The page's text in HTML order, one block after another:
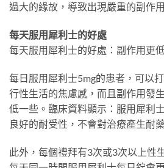
過大的緣故，導致出現嚴重的副作
每天服用犀利士的好處
每天服用犀利士的好處：副作用更
每日服用犀利士5mg的患者，可以
行性生活的焦慮感，而且副作用發
低一些。臨床資料顯示：服用犀利
良好的耐受性，不會對治療產生耐
此外，每個禮拜有3次或3次以上性